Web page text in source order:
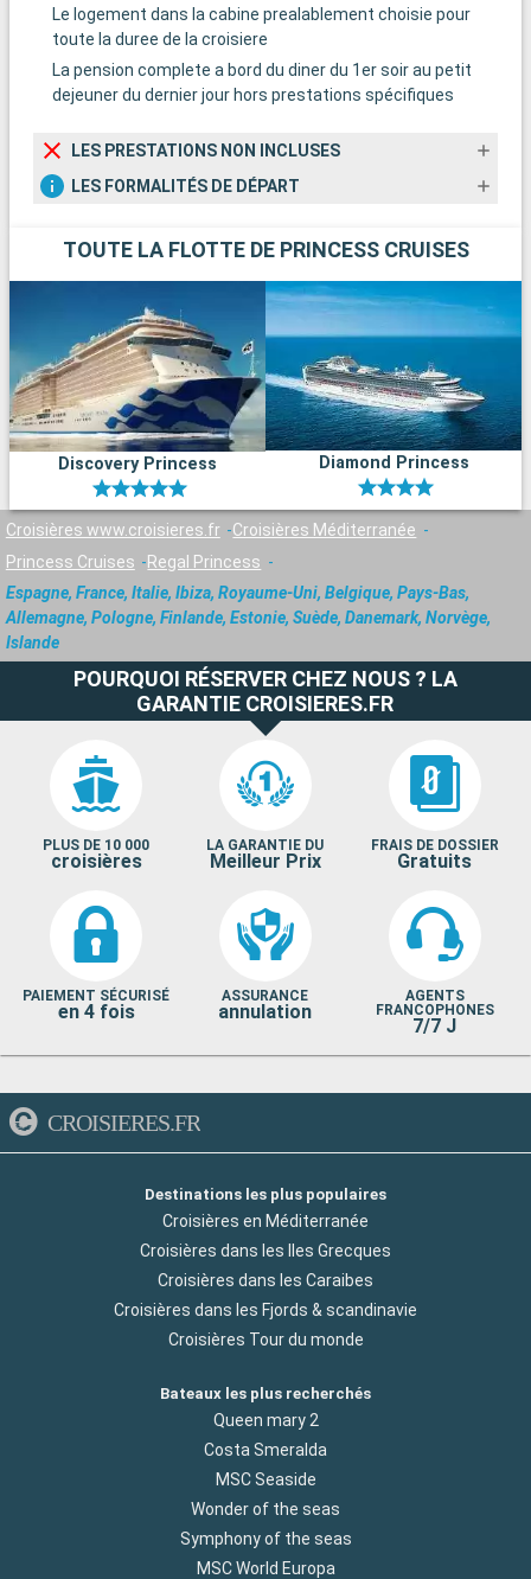
Le logement dans la cabine prealablement choisie pour
toute la duree de la croisiere
La pension complete a bord du diner du 1er soir au petit
dejeuner du dernier jour hors prestations spécifiques
LES PRESTATIONS NON INCLUSES
LES FORMALITÉS DE DÉPART
TOUTE LA FLOTTE DE PRINCESS CRUISES
Discovery Princess Diamond Princess
Croisières www.croisieres.fr
Croisières Méditerranée
Princess Cruises
Regal Princess
Espagne, France, Italie, Ibiza, Royaume-Uni, Belgique, Pays-Bas,
Allemagne, Pologne, Finlande, Estonie, Suède, Danemark, Norvège,
Islande
POURQUOI RÉSERVER CHEZ NOUS ? LA
GARANTIE CROISIERES.FR
PLUS DE 10 000
croisières
LA GARANTIE DU
Meilleur Prix
FRAIS DE DOSSIER
Gratuits
PAIEMENT SÉCURISÉ
en 4 fois
ASSURANCE
annulation
AGENTS
FRANCOPHONES
7/7 J
CROISIERES.FR
Destinations les plus populaires
Croisières en Méditerranée
Croisières dans les Iles Grecques
Croisières dans les Caraibes
Croisières dans les Fjords & scandinavie
Croisières Tour du monde
Bateaux les plus recherchés
Queen mary 2
Costa Smeralda
MSC Seaside
Wonder of the seas
Symphony of the seas
MSC World Europa